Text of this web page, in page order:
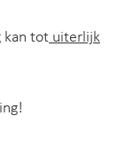
kan tot uiterlijk